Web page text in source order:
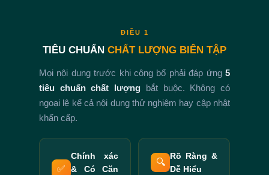
ĐIỀU 1
TIÊU CHUẨN CHẤT LƯỢNG BIÊN TẬP
Mọi nội dung trước khi công bố phải đáp ứng 5
tiêu chuẩn chất lượng bắt buộc. Không có
ngoại lệ kể cả nội dung thử nghiệm hay cập nhật
khẩn cấp.
✅
Chính xác
& Có Căn
🔍
Rõ Ràng &
Dễ Hiểu